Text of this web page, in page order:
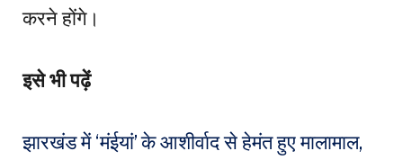
करने होंगे।
इसे भी पढ़ें
झारखंड में ‘मंईयां’ के आशीर्वाद से हेमंत हुए मालामाल,